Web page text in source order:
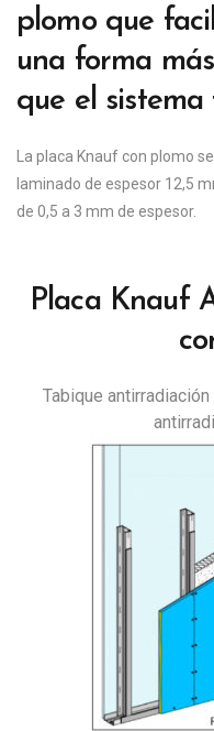
plomo que
una forma
que el
La placa Knauf con plomo
laminado de espesor 12,5
de 0,5 a 3 mm de espesor.
Placa Knauf
Tabique